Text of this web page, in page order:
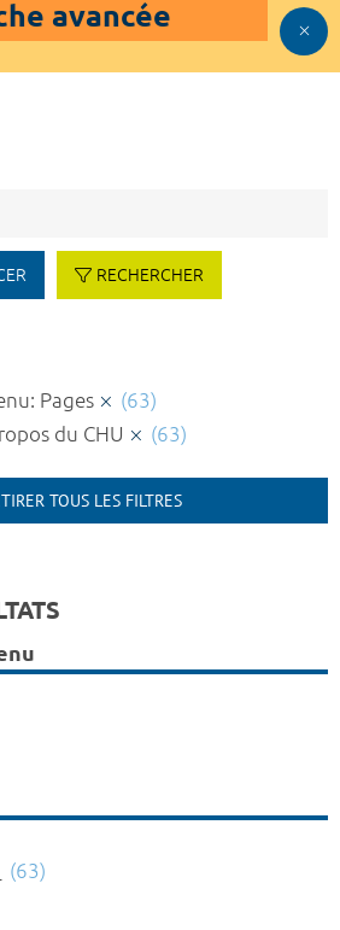
avancée
RECHERCHER
Pages
(63)
du CHU
(63)
TOUS LES FILTRES
(63)